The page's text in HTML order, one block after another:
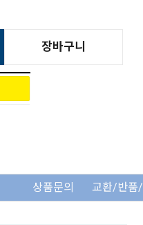
장바구니
상품문의 교환/반품